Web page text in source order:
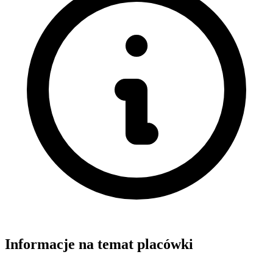
Informacje na temat placówki